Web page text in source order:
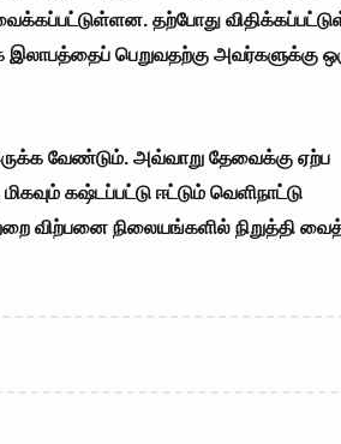
தற்போது
பெறுவதற்கு அவர்களுக்கு
வேண்டும். அவ்வாறு தேவைக்கு ஏற்ப
கஷ்டப்பட்டு ஈட்டும் வெளிநாட்டு
விற்பனை நிலையங்களில் நிறுத்தி